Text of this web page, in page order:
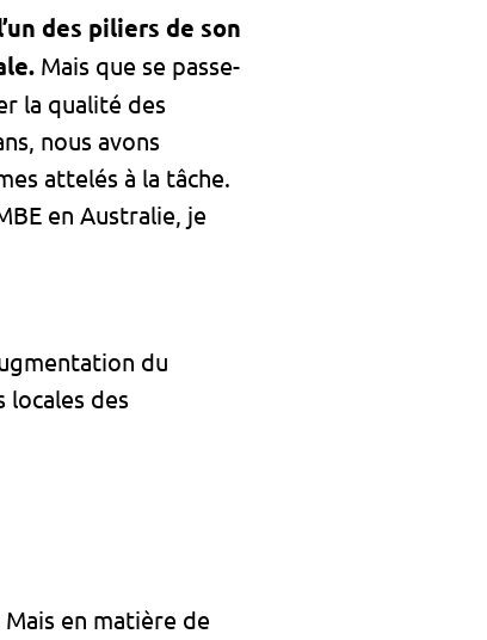
des piliers de son
Mais que se passe-
la qualité des
nous avons
attelés à la tâche.
en Australie, je
du
locales des
Mais en matière de